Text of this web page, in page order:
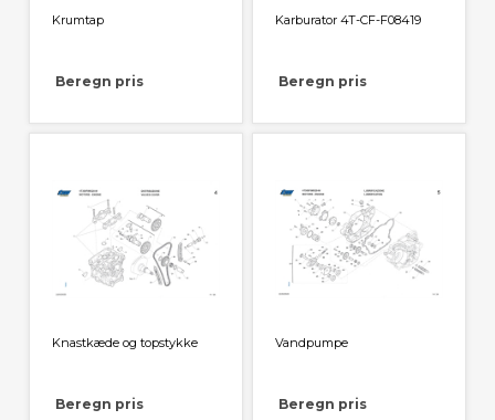
Krumtap
Beregn pris
Karburator 4T-CF-F08419
Beregn pris
Knastkæde og topstykke
Beregn pris
Vandpumpe
Beregn pris